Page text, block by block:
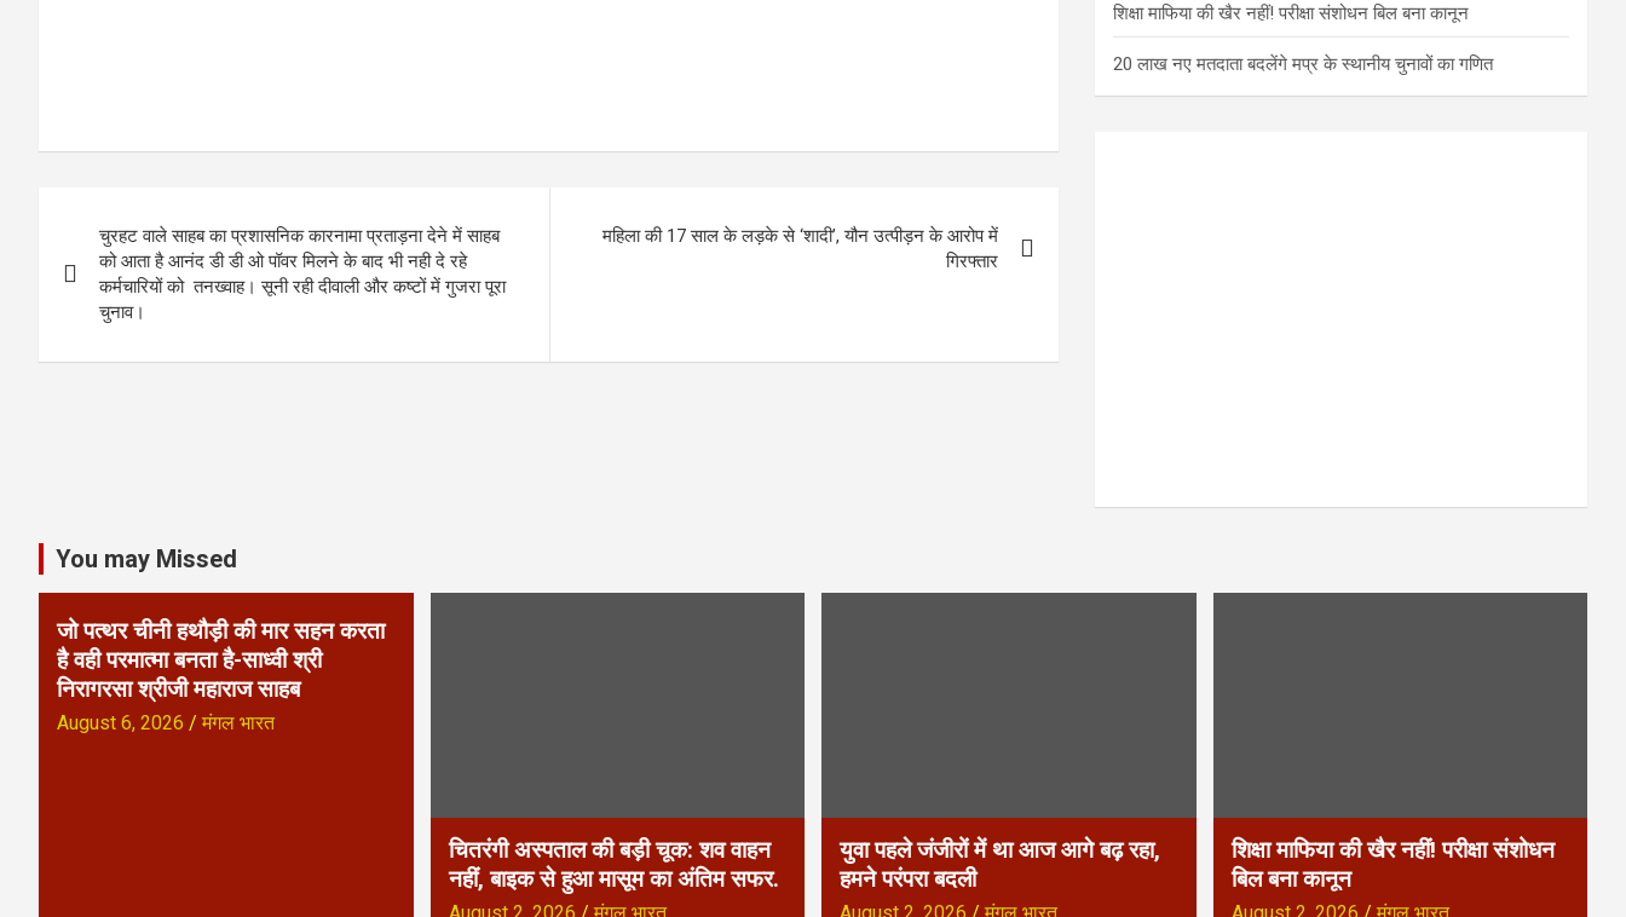
t
i
g
a
चुरहट वाले साहब का प्रशासनिक कारनामा प्रताड़ना देने में साहब
को आता है आनंद डी डी ओ पॉवर मिलने के बाद भी नही दे रहे
कर्मचारियों को तनख्वाह। सूनी रही दीवाली और कष्टों में गुजरा पूरा
चुनाव।
महिला की 17 साल के लड़के से ‘शादी’, यौन उत्पीड़न के आरोप में
गिरफ्तार
शिक्षा माफिया की खैर नहीं! परीक्षा संशोधन बिल बना कानून
20 लाख नए मतदाता बदलेंगे मप्र के स्थानीय चुनावों का गणित
You may Missed
जो पत्थर चीनी हथौड़ी की मार सहन करता
है वही परमात्मा बनता है-साध्वी श्री
निरागरसा श्रीजी महाराज साहब
August 6, 2026 मंगल भारत
चितरंगी अस्पताल की बड़ी चूक: शव वाहन
नहीं, बाइक से हुआ मासूम का अंतिम सफर.
August 2, 2026 मंगल भारत
युवा पहले जंजीरों में था आज आगे बढ़ रहा,
हमने परंपरा बदली
August 2, 2026 मंगल भारत
शिक्षा माफिया की खैर नहीं! परीक्षा संशोधन
बिल बना कानून
August 2, 2026 मंगल भारत